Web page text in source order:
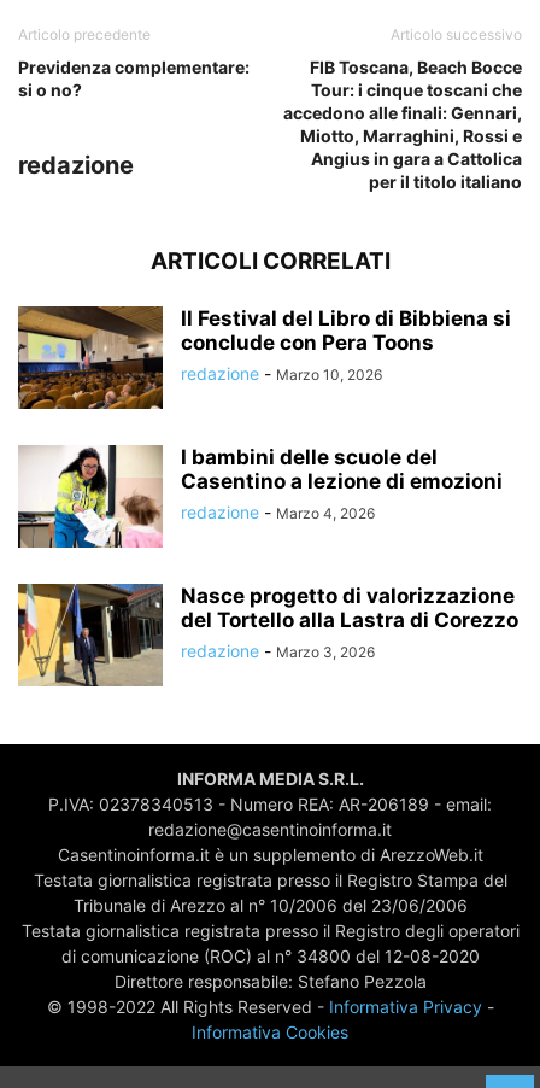
Articolo precedente
Previdenza complementare:
si o no?
Articolo successivo
FIB Toscana, Beach Bocce
Tour: i cinque toscani che
accedono alle finali: Gennari,
Miotto, Marraghini, Rossi e
Angius in gara a Cattolica
per il titolo italiano
redazione
ARTICOLI CORRELATI
Il Festival del Libro di Bibbiena si
conclude con Pera Toons
redazione - Marzo 10, 2026
I bambini delle scuole del
Casentino a lezione di emozioni
redazione - Marzo 4, 2026
Nasce progetto di valorizzazione
del Tortello alla Lastra di Corezzo
redazione - Marzo 3, 2026
INFORMA MEDIA S.R.L.
P.IVA: 02378340513 - Numero REA: AR-206189 - email:
redazione@casentinoinforma.it
Casentinoinforma.it è un supplemento di ArezzoWeb.it
Testata giornalistica registrata presso il Registro Stampa del
Tribunale di Arezzo al n° 10/2006 del 23/06/2006
Testata giornalistica registrata presso il Registro degli operatori
di comunicazione (ROC) al n° 34800 del 12-08-2020
Direttore responsabile: Stefano Pezzola
© 1998-2022 All Rights Reserved - Informativa Privacy-
Informativa Cookies